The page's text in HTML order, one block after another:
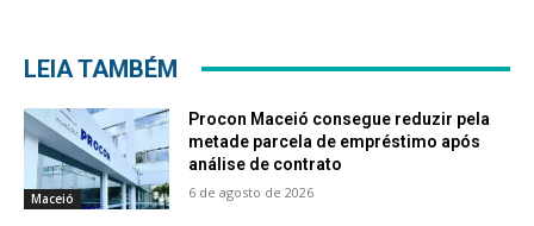
LEIA TAMBÉM
Maceió
Procon Maceió consegue reduzir pela
metade parcela de empréstimo após
análise de contrato
6 de agosto de 2026